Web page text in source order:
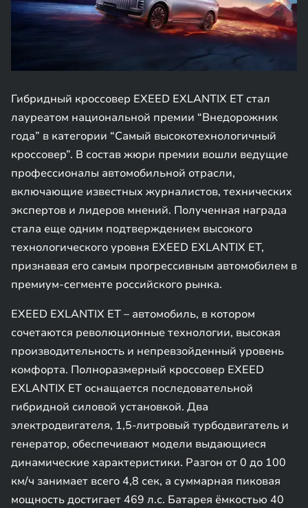
Гибридный кроссовер EXEED EXLANTIX ET стал
лауреатом национальной премии “Внедорожник
года” в категории “Самый высокотехнологичный
кроссовер”. В состав жюри премии вошли ведущие
профессионалы автомобильной отрасли,
включающие известных журналистов, технических
экспертов и лидеров мнений. Полученная награда
стала еще одним подтверждением высокого
технологического уровня EXEED EXLANTIX ET,
признавая его самым прогрессивным автомобилем в
премиум-сегменте российского рынка.
EXEED EXLANTIX ET – автомобиль, в котором
сочетаются революционные технологии, высокая
производительность и непревзойденный уровень
комфорта. Полноразмерный кроссовер EXEED
EXLANTIX ET оснащается последовательной
гибридной силовой установкой. Два
электродвигателя, 1,5-литровый турбодвигатель и
генератор, обеспечивают модели выдающиеся
динамические характеристики. Разгон от 0 до 100
км/ч занимает всего 4,8 сек, а суммарная пиковая
мощность достигает 469 л.с. Батарея ёмкостью 40